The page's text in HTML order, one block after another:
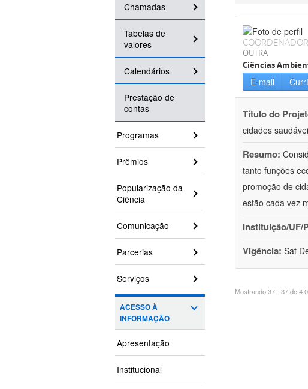
Chamadas
Tabelas de
valores
Calendários
Prestação de
contas
Programas
Prêmios
Popularização da
Ciência
Comunicação
Parcerias
Serviços
ACESSO À
INFORMAÇÃO
Apresentação
Institucional
OUTRA
Ciências
E-mail
Título do
cidades
Resumo:
tanto funções
promoção de
estão cada vez
Instituição/UF/
Vigência: Sat
Mostrando 37 - 37 de